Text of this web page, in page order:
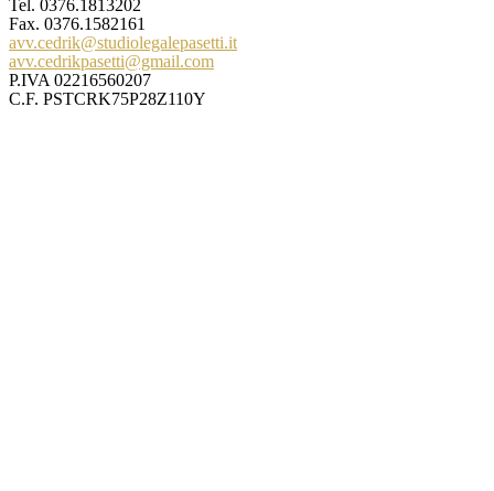
Tel. 0376.1813202
Fax. 0376.1582161
avv.cedrik@studiolegalepasetti.it
avv.cedrikpasetti@gmail.com
P.IVA 02216560207
C.F. PSTCRK75P28Z110Y